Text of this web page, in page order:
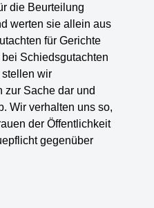
die Beurteilung
werten sie allein aus
für Gerichte
Schiedsgutachten
wir
zur Sache dar und
Wir verhalten uns so,
der Öffentlichkeit
gegenüber